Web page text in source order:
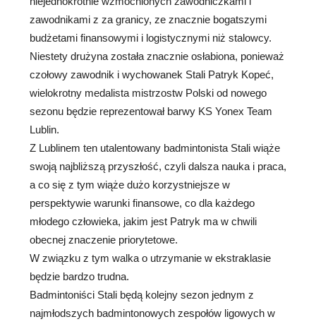
zawodnikami z za granicy, ze znacznie bogatszymi
budżetami finansowymi i logistycznymi niż stalowcy.
Niestety drużyna została znacznie osłabiona, ponieważ
czołowy zawodnik i wychowanek Stali Patryk Kopeć,
wielokrotny medalista mistrzostw Polski od nowego
sezonu będzie reprezentował barwy KS Yonex Team
Lublin.
Z Lublinem ten utalentowany badmintonista Stali wiąże
swoją najbliższą przyszłość, czyli dalsza nauka i praca,
a co się z tym wiąże dużo korzystniejsze w
perspektywie warunki finansowe, co dla każdego
młodego człowieka, jakim jest Patryk ma w chwili
obecnej znaczenie priorytetowe.
W związku z tym walka o utrzymanie w ekstraklasie
będzie bardzo trudna.
Badmintoniści Stali będą kolejny sezon jednym z
najmłodszych badmintonowych zespołów ligowych w